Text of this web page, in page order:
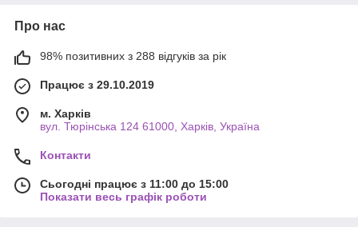
Про нас
98% позитивних з 288 відгуків за рік
Працює з 29.10.2019
м. Харків
вул. Тюрінська 124 61000, Харків, Україна
Контакти
Сьогодні працює з 11:00 до 15:00
Показати весь графік роботи